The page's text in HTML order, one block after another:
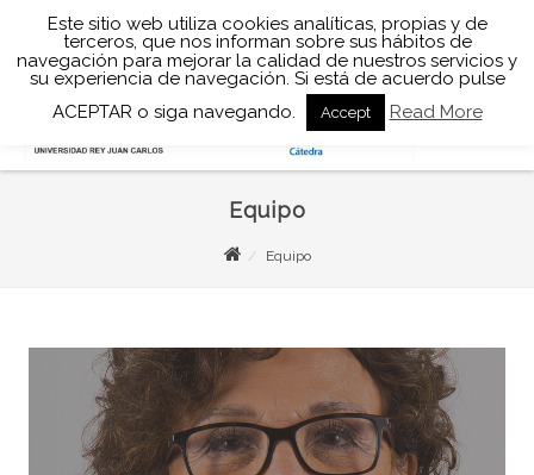
FacebookTwitterYoutubeEmail
Equipo
Equipo
Este sitio web utiliza cookies analíticas, propias y de
terceros, que nos informan sobre sus hábitos de
navegación para mejorar la calidad de nuestros servicios y
su experiencia de navegación. Si está de acuerdo pulse
ACEPTAR o siga navegando.
Accept Read More